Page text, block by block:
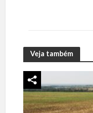
Veja também